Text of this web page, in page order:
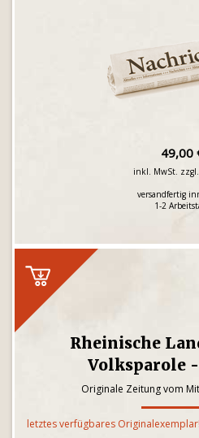
49,00
inkl. MwSt. zzgl.
versandfertig
1-2
Rheinische
Volksparole
Originale Zeitung vom
letztes verfügbares Originalexemplar!